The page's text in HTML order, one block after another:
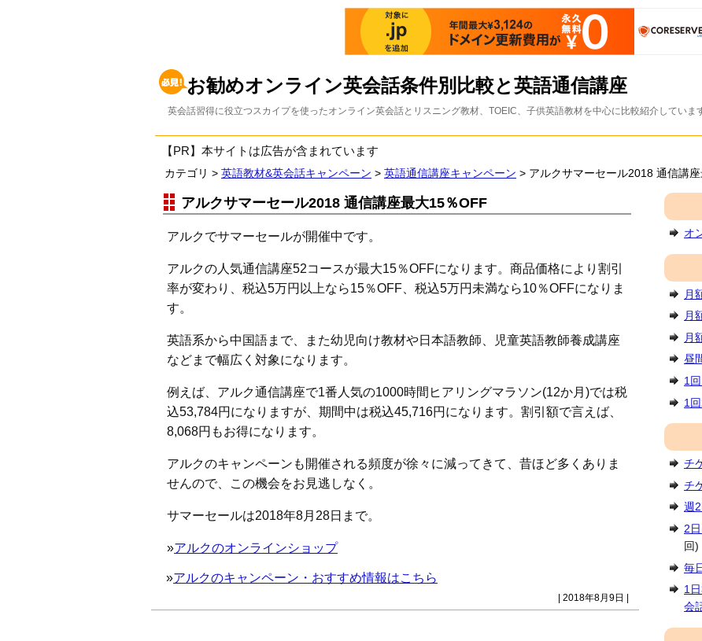
お勧めオンライン英会話条件別比較と英語通信講座
英会話習得に役立つスカイプを使ったオンライン英会話とリスニング教材、TOEIC、子供英語教材を中心に比較紹介してい
【PR】本サイトは広告が含まれています
カテゴリ > 英語教材&英会話キャンペーン > 英語通信講座キャンペーン > アルクサマーセール2018 通信講
アルクサマーセール2018 通信講座最大15％OFF
アルクでサマーセールが開催中です。
アルクの人気通信講座52コースが最大15％OFFになります。商品価格により割引
率が変わり、税込5万円以上なら15％OFF、税込5万円未満なら10％OFFになりま
す。
英語系から中国語まで、また幼児向け教材や日本語教師、児童英語教師養成講座
などまで幅広く対象になります。
例えば、アルク通信講座で1番人気の1000時間ヒアリングマラソン(12か月)では税
込53,784円になりますが、期間中は税込45,716円になります。割引額で言えば、
8,068円もお得になります。
アルクのキャンペーンも開催される頻度が徐々に減ってきて、昔ほど多くありま
せんので、この機会をお見逃しなく。
サマーセールは2018年8月28日まで。
»アルクのオンラインショップ
»アルクのキャンペーン・おすすめ情報はこちら
| 2018年8月9日 |
オ
月
月
月
昼
1
1
チ
チ
週
2
回)
毎
1
会